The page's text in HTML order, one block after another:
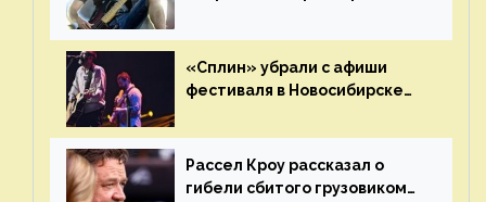
«Сплин» убрали с афиши
фестиваля в Новосибирске
отцов»
Рассел Кроу рассказал о
гибели сбитого грузовиком